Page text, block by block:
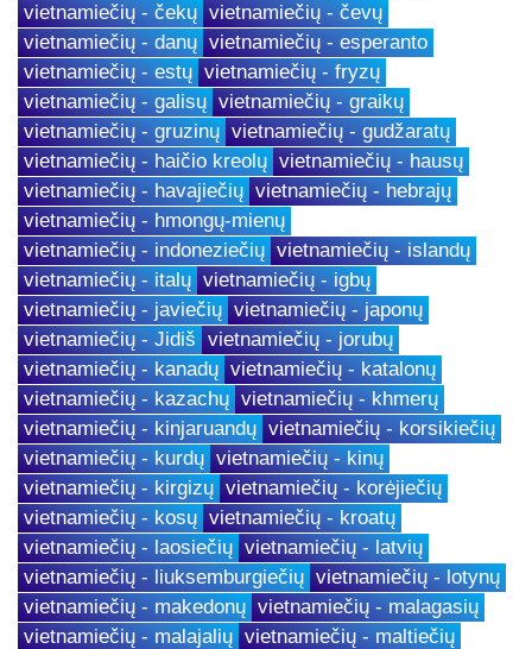
vietnamiečių - čekų vietnamiečių - čevų
vietnamiečių - danų vietnamiečių - esperanto
vietnamiečių - estų vietnamiečių - fryzų
vietnamiečių - galisų vietnamiečių - graikų
vietnamiečių - gruzinų vietnamiečių - gudžaratų
vietnamiečių - haičio kreolų vietnamiečių - hausų
vietnamiečių - havajiečių vietnamiečių - hebrajų
vietnamiečių - hmongų-mienų
vietnamiečių - indoneziečių vietnamiečių - islandų
vietnamiečių - italų vietnamiečių - igbų
vietnamiečių - javiečių vietnamiečių - japonų
vietnamiečių - Jidiš vietnamiečių - jorubų
vietnamiečių - kanadų vietnamiečių - katalonų
vietnamiečių - kazachų vietnamiečių - khmerų
vietnamiečių - kinjaruandų vietnamiečių - korsikiečių
vietnamiečių - kurdų vietnamiečių - kinų
vietnamiečių - kirgizų vietnamiečių - korėjiečių
vietnamiečių - kosų vietnamiečių - kroatų
vietnamiečių - laosiečių vietnamiečių - latvių
vietnamiečių - liuksemburgiečių vietnamiečių - lotynų
vietnamiečių - makedonų vietnamiečių - malagasių
vietnamiečių - malajalių vietnamiečių - maltiečių